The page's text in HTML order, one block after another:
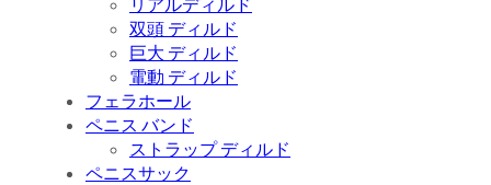
双頭 ディルド
巨大 ディルド
電動 ディルド
フェラホール
ペニス バンド
ストラップ ディルド
ペニスサック